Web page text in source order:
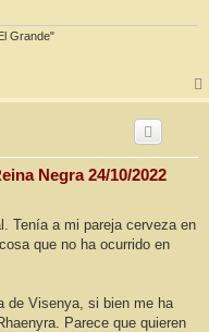
Grande"
Negra 24/10/2022
Tenía a mi pareja cerveza en
que no ha ocurrido en
de Visenya, si bien me ha
Parece que quieren